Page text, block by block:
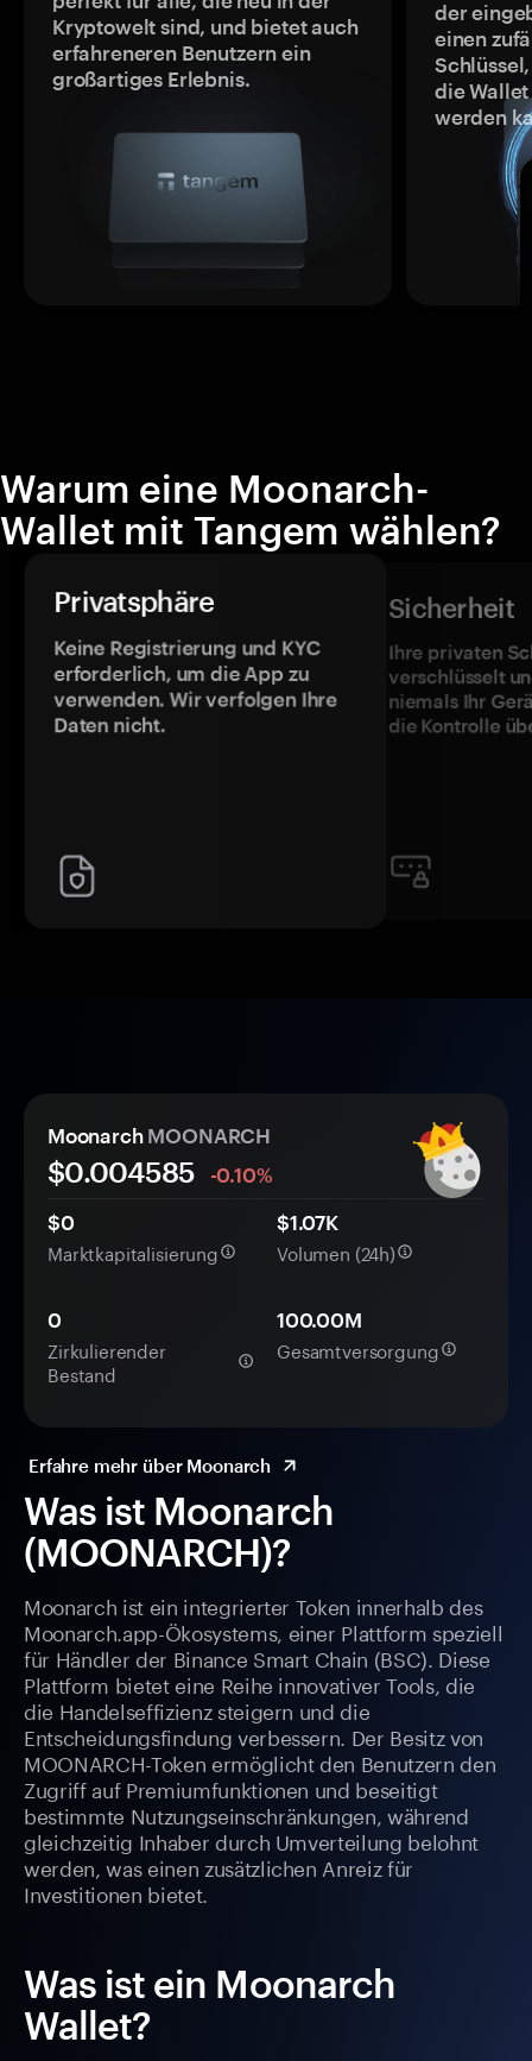
Kryptowelt sind, und bietet auch
erfahreneren Benutzern ein
großartiges Erlebnis.
der
einen
die
werden
Warum eine Moonarch-
Wallet mit Tangem wählen?
Privatsphäre
Keine Registrierung und KYC
erforderlich, um die App zu
verwenden. Wir verfolgen Ihre
Daten nicht.
Sicherheit
Ihre privaten
verschlüsselt
niemals Ihr
die Kontrolle
Was ist Moonarch
(MOONARCH)?
Moonarch ist ein integrierter Token innerhalb des
Moonarch.app-Ökosystems, einer Plattform speziell
für Händler der Binance Smart Chain (BSC). Diese
Plattform bietet eine Reihe innovativer Tools, die
die Handelseffizienz steigern und die
Entscheidungsfindung verbessern. Der Besitz von
MOONARCH-Token ermöglicht den Benutzern den
Zugriff auf Premiumfunktionen und beseitigt
bestimmte Nutzungseinschränkungen, während
gleichzeitig Inhaber durch Umverteilung belohnt
werden, was einen zusätzlichen Anreiz für
Investitionen bietet.
Was ist ein Moonarch
Wallet?
Moonarch MOONARCH
$0.004585
-0.10%
$0
Marktkapitalisierung
$1.07K
Volumen (24h)
0
Zirkulierender
Bestand
100.00M
Gesamtversorgung
Erfahre mehr über Moonarch